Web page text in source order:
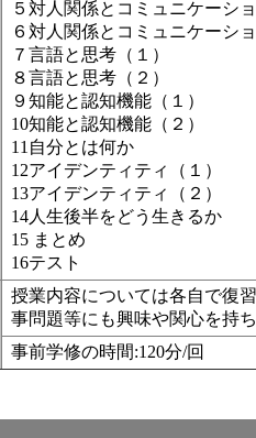
５対人関係とコミュニケーシ
６対人関係とコミュニケーシ
７言語と思考（１）
８言語と思考（２）
９知能と認知機能（１）
10知能と認知機能（２）
11自分とは何か
12アイデンティティ（１）
13アイデンティティ（２）
14人生後半をどう生きるか
15 まとめ
16テスト
授業内容については各自で復
事問題等にも興味や関心を持
事前学修の時間:120分/回